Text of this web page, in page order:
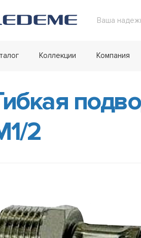
Ваша
Коллекции Компания
2